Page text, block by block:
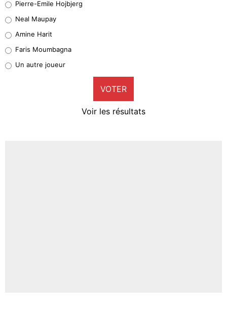
5%
1%
9%
Pierre-Emile Hojbjerg
Neal Maupay
Amine Harit
Faris Moumbagna
Un autre joueur
VOTER
Voir les résultats